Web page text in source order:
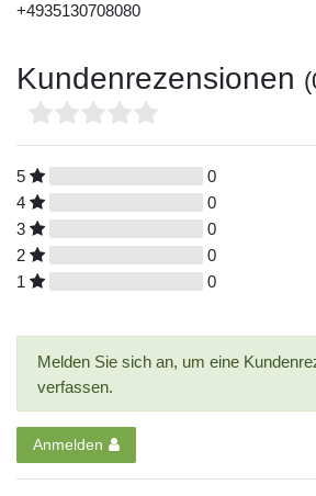
+4935130708080
Kundenrezensionen
5
0
4
0
3
0
2
0
1
0
Melden Sie sich an, um eine
verfassen.
Anmelden